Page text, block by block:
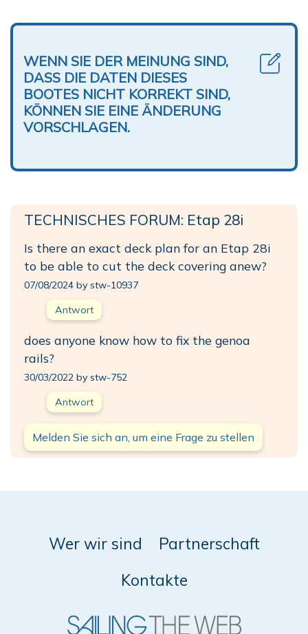
WENN SIE DER MEINUNG SIND,
DASS DIE DATEN DIESES
BOOTES NICHT KORREKT SIND,
KÖNNEN SIE EINE ÄNDERUNG
VORSCHLAGEN.
TECHNISCHES FORUM: Etap 28i
Is there an exact deck plan for an Etap 28i
to be able to cut the deck covering anew?
07/08/2024 by stw-10937
Antwort
does anyone know how to fix the genoa
rails?
30/03/2022 by stw-752
Antwort
Melden Sie sich an, um eine Frage zu stellen
Wer wir sind
Partnerschaft
Kontakte